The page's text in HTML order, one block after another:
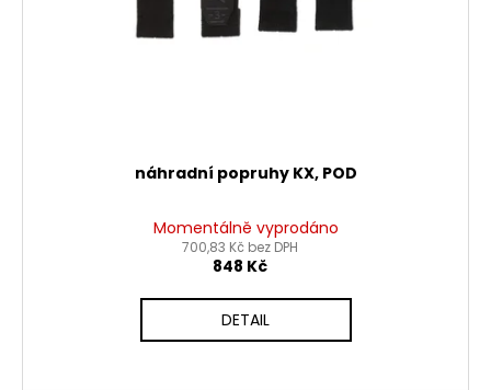
náhradní popruhy KX, POD
Momentálně vyprodáno
700,83 Kč bez DPH
848 Kč
DETAIL